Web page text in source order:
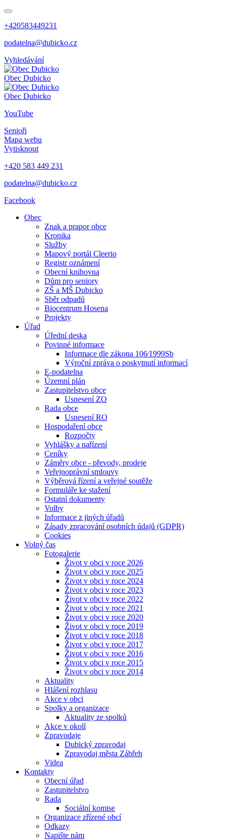
+420583449231
podatelna@dubicko.cz
Vyhledávání
Obec Dubicko
Obec Dubicko
YouTube
Senioři
Mapa webu
Vytisknout
+420 583 449 231
podatelna@dubicko.cz
Facebook
Obec
Znak a prapor obce
Kronika
Služby
Mapový portál Cleerio
Registr oznámení
Obecní knihovna
Dům pro seniory
ZŠ a MŠ Dubicko
Sběr odpadů
Biocentrum Hosena
Projekty
Úřad
Úřední deska
Povinné informace
Informace dle zákona 106⁄1999Sb
Výroční zpráva o poskytnutí informací
E-podatelna
Územní plán
Zastupitelstvo obce
Usnesení ZO
Rada obce
Usnesení RO
Hospodaření obce
Rozpočty
Vyhlášky a nařízení
Ceníky
Záměry obce - převody, prodeje
Veřejnoprávní smlouvy
Výběrová řízení a veřejné soutěže
Formuláře ke stažení
Ostatní dokumenty
Volby
Informace z jiných úřadů
Zásady zpracování osobních údajů (GDPR)
Cookies
Volný čas
Fotogalerie
Život v obci v roce 2026
Život v obci v roce 2025
Život v obci v roce 2024
Život v obci v roce 2023
Život v obci v roce 2022
Život v obci v roce 2021
Život v obci v roce 2020
Život v obci v roce 2019
Život v obci v roce 2018
Život v obci v roce 2017
Život v obci v roce 2016
Život v obci v roce 2015
Život v obci v roce 2014
Aktuality
Hlášení rozhlasu
Akce v obci
Spolky a organizace
Aktuality ze spolků
Akce v okolí
Zpravodaje
Dubický zpravodaj
Zpravodaj města Zábřeh
Videa
Kontakty
Obecní úřad
Zastupitelstvo
Rada
Sociální komise
Organizace zřízené obcí
Odkazy
Napište nám